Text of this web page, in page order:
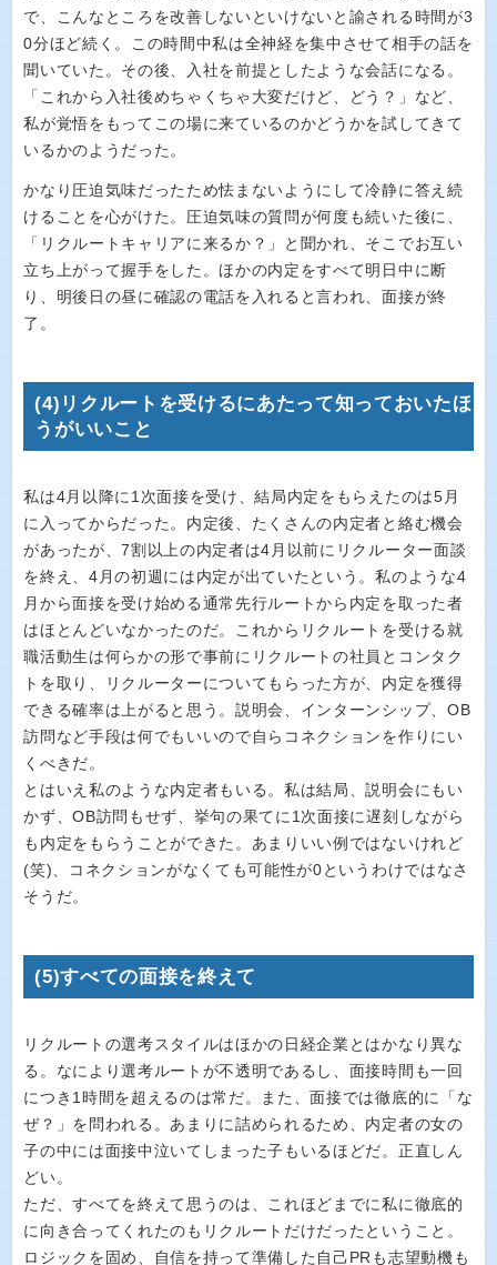
で、こんなところを改善しないといけないと諭される時間が3
0分ほど続く。この時間中私は全神経を集中させて相手の話を
聞いていた。その後、入社を前提としたような会話になる。
「これから入社後めちゃくちゃ大変だけど、どう？」など、
私が覚悟をもってこの場に来ているのかどうかを試してきて
いるかのようだった。
かなり圧迫気味だったため怯まないようにして冷静に答え続
けることを心がけた。圧迫気味の質問が何度も続いた後に、
「リクルートキャリアに来るか？」と聞かれ、そこでお互い
立ち上がって握手をした。ほかの内定をすべて明日中に断
り、明後日の昼に確認の電話を入れると言われ、面接が終
了。
(4)リクルートを受けるにあたって知っておいたほ
うがいいこと
私は4月以降に1次面接を受け、結局内定をもらえたのは5月
に入ってからだった。内定後、たくさんの内定者と絡む機会
があったが、7割以上の内定者は4月以前にリクルーター面談
を終え、4月の初週には内定が出ていたという。私のような4
月から面接を受け始める通常先行ルートから内定を取った者
はほとんどいなかったのだ。これからリクルートを受ける就
職活動生は何らかの形で事前にリクルートの社員とコンタク
トを取り、リクルーターについてもらった方が、内定を獲得
できる確率は上がると思う。説明会、インターンシップ、OB
訪問など手段は何でもいいので自らコネクションを作りにい
くべきだ。
とはいえ私のような内定者もいる。私は結局、説明会にもい
かず、OB訪問もせず、挙句の果てに1次面接に遅刻しながら
も内定をもらうことができた。あまりいい例ではないけれど
(笑)、コネクションがなくても可能性が0というわけではなさ
そうだ。
(5)すべての面接を終えて
リクルートの選考スタイルはほかの日経企業とはかなり異な
る。なにより選考ルートが不透明であるし、面接時間も一回
につき1時間を超えるのは常だ。また、面接では徹底的に「な
ぜ？」を問われる。あまりに詰められるため、内定者の女の
子の中には面接中泣いてしまった子もいるほどだ。正直しん
どい。
ただ、すべてを終えて思うのは、これほどまでに私に徹底的
に向き合ってくれたのもリクルートだけだったということ。
ロジックを固め、自信を持って準備した自己PRも志望動機も